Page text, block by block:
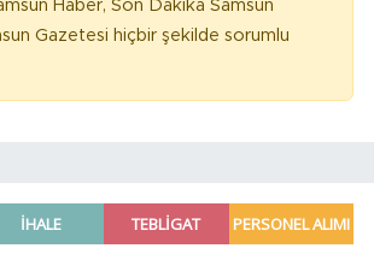
Haber, Son Dakika Samsun
Gazetesi hiçbir şekilde sorumlu